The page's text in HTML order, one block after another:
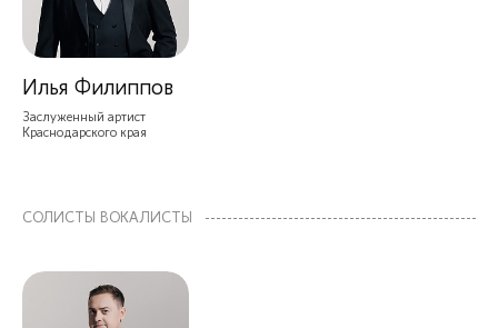
Илья Филиппов
Заслуженный артист
Краснодарского края
СОЛИСТЫ ВОКАЛИСТЫ